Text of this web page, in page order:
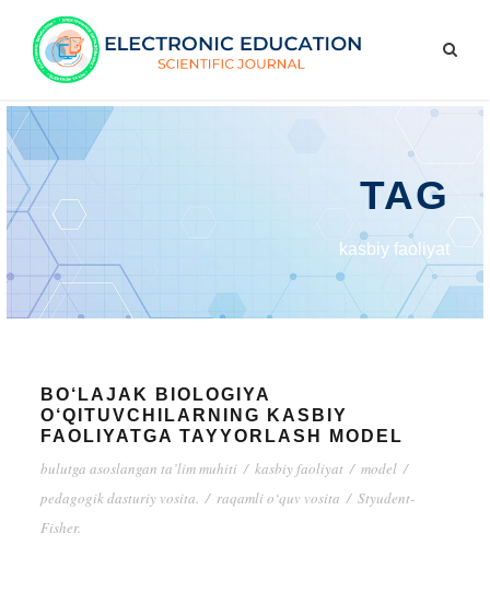
TAG
kasbiy faoliyat
BO‘LAJAK BIOLOGIYA
O‘QITUVCHILARNING KASBIY
FAOLIYATGA TAYYORLASH MODEL
bulutga asoslangan ta’lim muhiti / kasbiy faoliyat / model /
pedagogik dasturiy vosita. / raqamli o‘quv vosita / Styudent-
Fisher.